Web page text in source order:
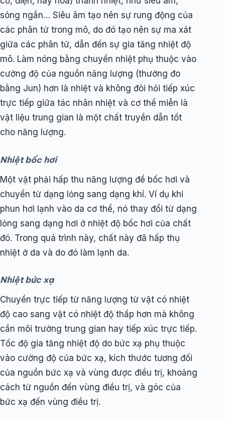
sóng ngắn… Siêu âm tạo nên sự rung động của
các phân tử trong mô, do đó tạo nên sự ma xát
giữa các phân tử, dẫn đến sự gia tăng nhiệt độ
mô. Làm nóng bằng chuyển nhiệt phụ thuộc vào
cường độ của nguồn năng lượng (thường đo
bằng Jun) hơn là nhiệt và không đòi hỏi tiếp xúc
trực tiếp giữa tác nhân nhiệt và cơ thể miễn là
vật liệu trung gian là một chất truyền dẫn tốt
cho năng lượng.
Nhiệt bốc hơi
Một vật phải hấp thu năng lượng để bốc hơi và
chuyển từ dạng lỏng sang dạng khí. Ví dụ khi
phun hơi lạnh vào da cơ thể, nó thay đổi từ dạng
lỏng sang dạng hơi ở nhiệt độ bốc hơi của chất
đó. Trong quá trình này, chất này đã hấp thụ
nhiệt ở da và do đó làm lạnh da.
Nhiệt bức xạ
Chuyển trực tiếp từ năng lượng từ vật có nhiệt
độ cao sang vật có nhiệt độ thấp hơn mà không
cần môi trường trung gian hay tiếp xúc trực tiếp.
Tốc độ gia tăng nhiệt độ do bức xạ phụ thuộc
vào cường độ của bức xạ, kích thước tương đối
của nguồn bức xạ và vùng được điều trị, khoảng
cách từ nguồn đến vùng điều trị, và góc của
bức xạ đến vùng điều trị.